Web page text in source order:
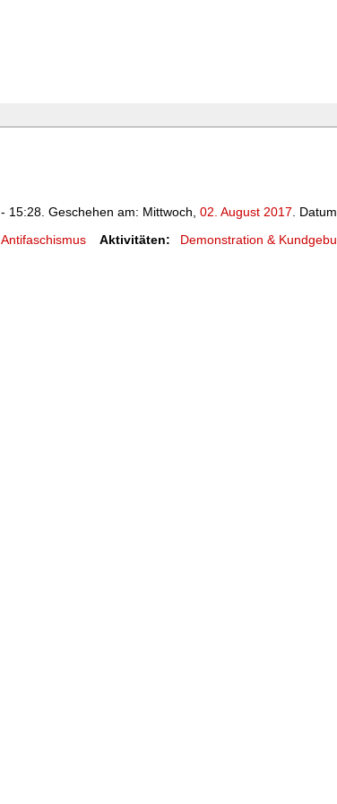
- 15:28. Geschehen am: Mittwoch, 02. August 2017 .
Antifaschismus Aktivitäten: Demonstration &